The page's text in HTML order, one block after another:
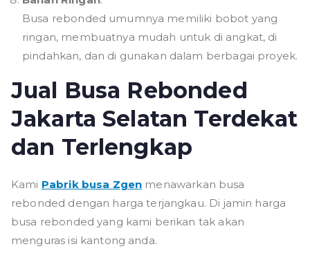
Busa rebonded umumnya memiliki bobot yang
ringan, membuatnya mudah untuk di angkat, di
pindahkan, dan di gunakan dalam berbagai proyek.
Jual Busa Rebonded
Jakarta Selatan Terdekat
dan Terlengkap
Kami Pabrik busa Zgen menawarkan busa
rebonded dengan harga terjangkau. Di jamin harga
busa rebonded yang kami berikan tak akan
menguras isi kantong anda.